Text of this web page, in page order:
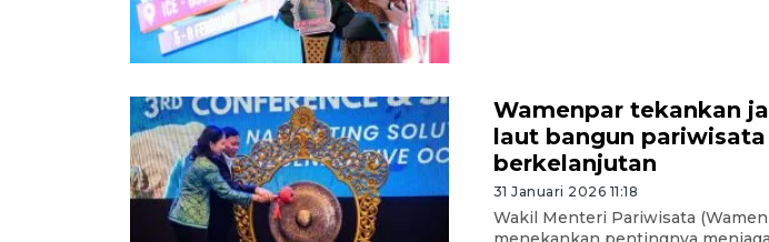
Wamenpar tekankan
laut bangun pariwisata
berkelanjutan
31 Januari 2026 11:18
Wakil Menteri Pariwisata
Ambon ajak
ruang pada
pembinaan